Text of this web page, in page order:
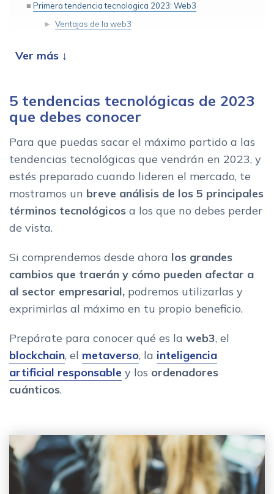
Primera tendencia tecnologica 2023: Web3
Ventajas de la web3
Un nuevo canal para los negocios
responsable o etica de la IA
Quinta tendencia tecnologica 2023: ordenadores
5 tendencias tecnológicas de 2023
que debes conocer
Para que puedas sacar el máximo partido a las
tendencias tecnológicas que vendrán en 2023, y
estés preparado cuando lideren el mercado, te
mostramos un breve análisis de los 5 principales
términos tecnológicos a los que no debes perder
de vista.
Si comprendemos desde ahora los grandes
cambios que traerán y cómo pueden afectar a
al sector empresarial, podremos utilizarlas y
exprimirlas al máximo en tu propio beneficio.
Prepárate para conocer qué es la web3, el
blockchain, el metaverso, la inteligencia
artificial responsable y los ordenadores
cuánticos.